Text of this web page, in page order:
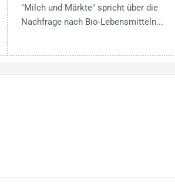
"Milch und Märkte" spricht über die
Nachfrage nach Bio-Lebensmitteln...